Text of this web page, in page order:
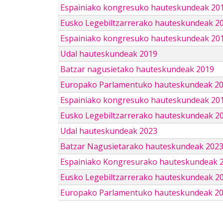
Espainiako kongresuko hauteskundeak
Eusko Legebiltzarrerako hauteskundeak
Espainiako kongresuko hauteskundeak
Udal hauteskundeak 2019
Batzar nagusietako hauteskundeak 2019
Europako Parlamentuko hauteskundeak
Espainiako kongresuko hauteskundeak
Eusko Legebiltzarrerako hauteskundeak
Udal hauteskundeak 2023
Batzar Nagusietarako hauteskundeak 2023
Espainiako Kongresurako hauteskundeak
Eusko Legebiltzarrerako hauteskundeak
Europako Parlamentuko hauteskundeak